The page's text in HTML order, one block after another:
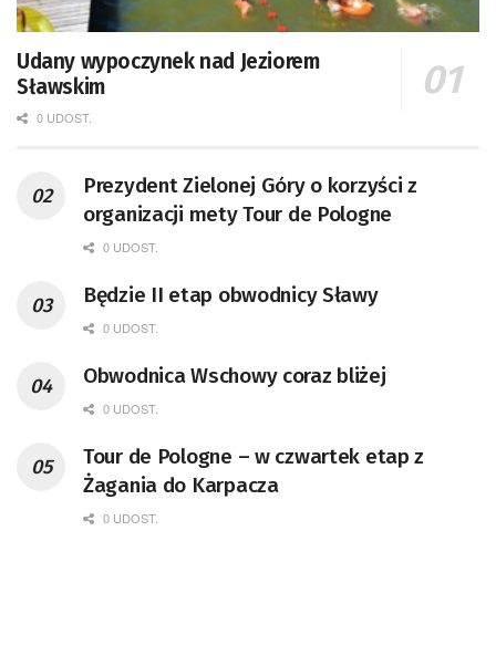
Udany wypoczynek nad Jeziorem
Sławskim
0 UDOST.
Prezydent Zielonej Góry o korzyści z
organizacji mety Tour de Pologne
0 UDOST.
Będzie II etap obwodnicy Sławy
0 UDOST.
Obwodnica Wschowy coraz bliżej
0 UDOST.
Tour de Pologne – w czwartek etap z
Żagania do Karpacza
0 UDOST.